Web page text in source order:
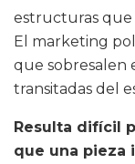
estructuras que
El marketing
que sobresalen
transitadas del
Resulta difícil
que una pieza